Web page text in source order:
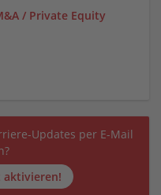
/ Private Equity
Updates per E-Mail
aktivieren!